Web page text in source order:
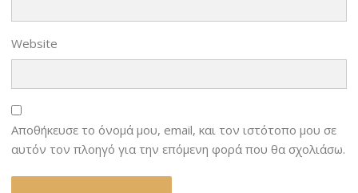
Website
Αποθήκευσε το όνομά μου, email, και τον ιστότοπο μου σε
αυτόν τον πλοηγό για την επόμενη φορά που θα σχολιάσω.